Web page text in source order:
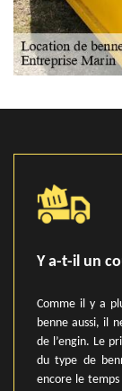
Y a-t-il un
Comme il y a
benne aussi, il
de l’engin. Le
du type de
encore le